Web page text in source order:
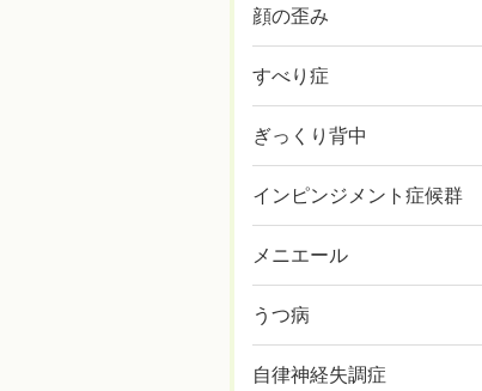
顔の歪み
すべり症
ぎっくり背中
インピンジメント症候群
メニエール
うつ病
自律神経失調症